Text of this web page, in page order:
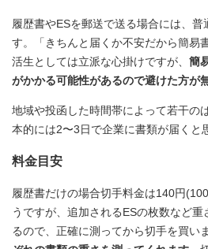
履歴書やESを郵送で送る場合には、
す。「きちんと届くか不安だから簡易
活生としては立派な心掛けですが、 簡
がかかる可能性があるので避けた方が
地域や投函した時間帯によって若干の
本的には2〜3日で企業に書類が届くと
料金目安
履歴書だけの場合切手料金は140円
うですが、追加されるESの枚数など
るので、正確に測ってから切手を買い